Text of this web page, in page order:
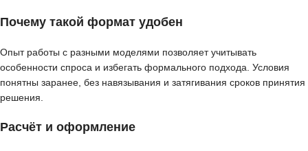
Почему такой формат удобен
Опыт работы с разными моделями позволяет учитывать
особенности спроса и избегать формального подхода. Условия
понятны заранее, без навязывания и затягивания сроков принятия
решения.
Расчёт и оформление